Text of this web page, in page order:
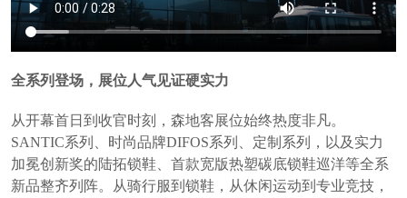
全系列登场，展位人气见证硬实力
从开幕首日到收官时刻，森地客展位始终热度非凡。
SANTIC系列、时尚品牌DIFOS系列、定制系列，以及实力
加冕创新奖的陆拓锁鞋、首款宽版热塑碳底锁鞋巡洋等全系
新品整齐列阵。从骑行服到锁鞋，从休闲运动到专业竞技，